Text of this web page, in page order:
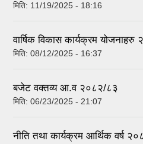
मिति: 11/19/2025 - 18:16
वार्षिक विकास कार्यक्रम
मिति: 08/12/2025 - 16:37
बजेट वक्तव्य आ.व २०८२/८३
मिति: 06/23/2025 - 21:07
नीति तथा कार्यक्रम आर्थिक वर्ष